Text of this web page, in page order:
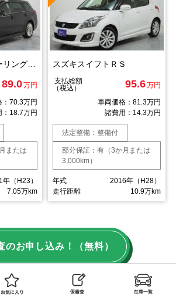
スバルレガシィツーリングワゴン２．５ｉ Ｓパッケージ
89.0万円
：70.3万円
：18.7万円
または
（H23）
7.05万km
スズキスイフトＲＳ
支払総額
（税込）
95.6万円
車両価格：81.3万円
諸費用：14.3万円
法定整備：整備付
部分保証：有（3か月または
3,000km）
年式
2016年（H28）
走行距離
10.9万km
のお申し込み！（無料）